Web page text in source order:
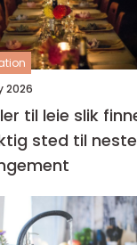
2026
leie slik finner
sted til neste